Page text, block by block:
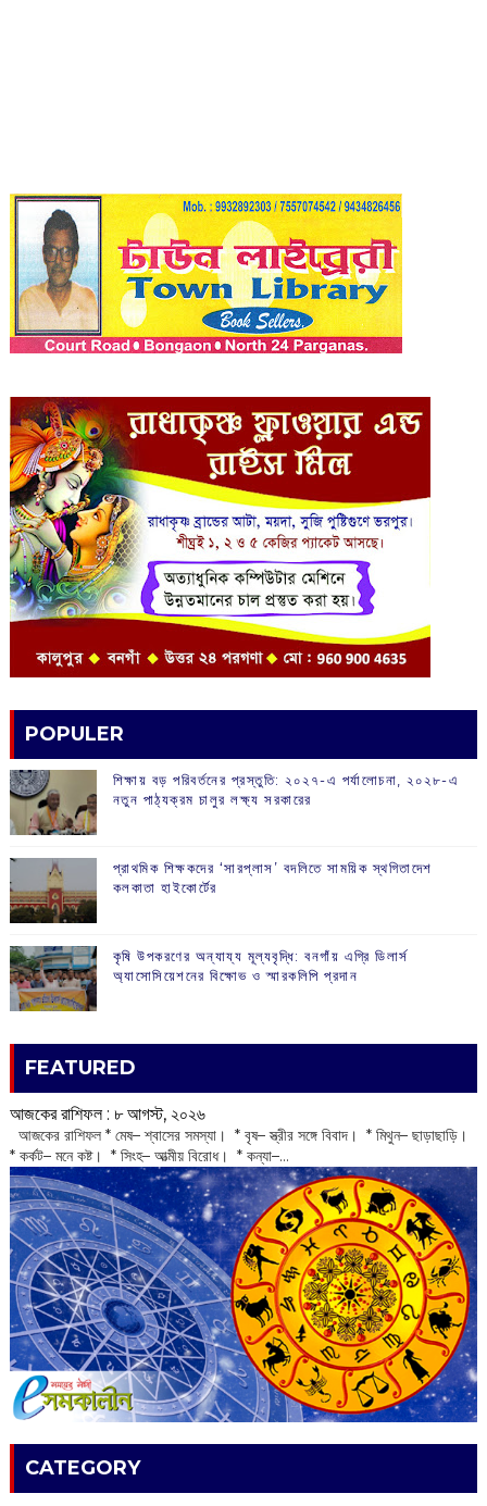
POPULER
শিক্ষায় বড় পরিবর্তনের প্রস্তুতি: ২০২৭-এ পর্যালোচনা, ২০২৮-এ
নতুন পাঠ্যক্রম চালুর লক্ষ্য সরকারের
প্রাথমিক শিক্ষকদের ‘সারপ্লাস’ বদলিতে সাময়িক স্থগিতাদেশ
কলকাতা হাইকোর্টের
কৃষি উপকরণের অন্যায্য মূল্যবৃদ্ধি: বনগাঁয় এগ্রি ডিলার্স
অ্যাসোসিয়েশনের বিক্ষোভ ও স্মারকলিপি প্রদান
FEATURED
আজকের রাশিফল :‌ ‌‌৮ আগস্ট, ২০২৬
‌ আজকের রাশিফল * মেষ– শ্বাসের সমস্যা। * বৃষ– স্ত্রীর সঙ্গে বিবাদ। * মিথুন– ছাড়াছাড়ি।
* কর্কট– মনে কষ্ট। * সিংহ– আত্মীয় বিরোধ। * কন্যা–...
CATEGORY